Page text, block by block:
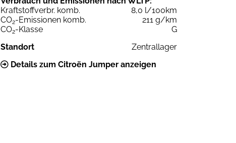
Kraftstoffverbr. komb.
8,0 l/100km
CO2-Emissionen komb.
211 g/km
CO2-Klasse
G
Standort
Zentrallager
Details zum Citroën Jumper anzeigen